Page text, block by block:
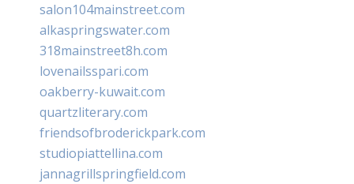
salon104mainstreet.com
alkaspringswater.com
318mainstreet8h.com
lovenailsspari.com
oakberry-kuwait.com
quartzliterary.com
friendsofbroderickpark.com
studiopiattellina.com
jannagrillspringfield.com